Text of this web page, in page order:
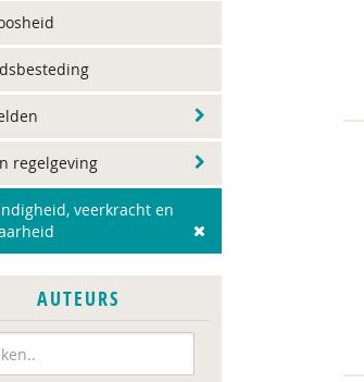
regelgeving
veerkracht en
AUTEURS